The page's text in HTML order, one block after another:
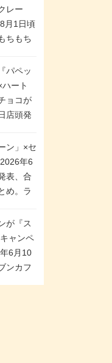
衣＆た
のスレ
/ グエ
ディク
!
レー
月1日頃
ちもち
ーをレ
軽に楽
。2個入
パペッ
ハート
ョコが
店頭発
コ缶」
」が登
ン」×セ
年6
表、合
め。ラ
バー
合格数
は2商
逃し配
が『ス
ャンペ
6月10
ンカフ